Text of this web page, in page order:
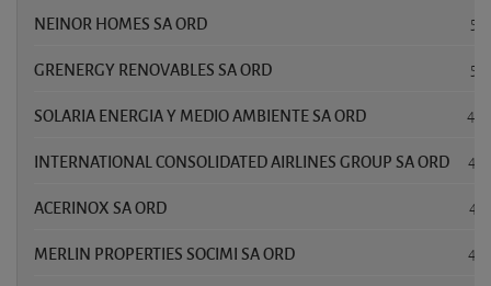
NEINOR HOMES SA ORD
GRENERGY RENOVABLES SA ORD
SOLARIA ENERGIA Y MEDIO AMBIENTE SA ORD
INTERNATIONAL CONSOLIDATED AIRLINES GROUP SA ORD
ACERINOX SA ORD
MERLIN PROPERTIES SOCIMI SA ORD